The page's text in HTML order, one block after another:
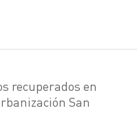
recuperados en
San